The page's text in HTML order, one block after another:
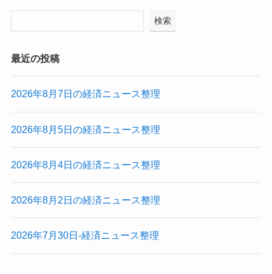
検索
最近の投稿
2026年8月7日の経済ニュース整理
2026年8月5日の経済ニュース整理
2026年8月4日の経済ニュース整理
2026年8月2日の経済ニュース整理
2026年7月30日-経済ニュース整理